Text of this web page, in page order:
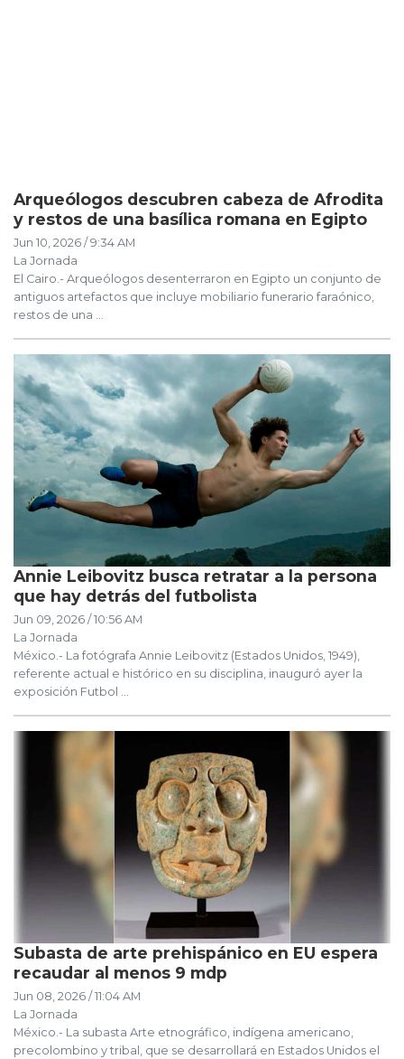
Arqueólogos descubren cabeza de Afrodita
y restos de una basílica romana en Egipto
Jun 10, 2026 / 9:34 AM
La Jornada
El Cairo.- Arqueólogos desenterraron en Egipto un conjunto de
antiguos artefactos que incluye mobiliario funerario faraónico,
restos de una ...
Annie Leibovitz busca retratar a la persona
que hay detrás del futbolista
Jun 09, 2026 / 10:56 AM
La Jornada
México.- La fotógrafa Annie Leibovitz (Estados Unidos, 1949),
referente actual e histórico en su disciplina, inauguró ayer la
exposición Futbol ...
Subasta de arte prehispánico en EU espera
recaudar al menos 9 mdp
Jun 08, 2026 / 11:04 AM
La Jornada
México.- La subasta Arte etnográfico, indígena americano,
precolombino y tribal, que se desarrollará en Estados Unidos el